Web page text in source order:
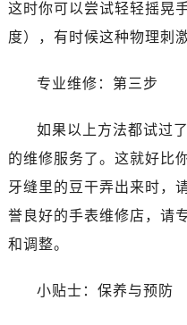
这时你可以尝试轻轻摇晃
度），有时候这种物理刺
专业维修：第三步
如果以上方法都试过
的维修服务了。这就好比
牙缝里的豆干弄出来时，
誉良好的手表维修店，请
和调整。
小贴士：保养与预防